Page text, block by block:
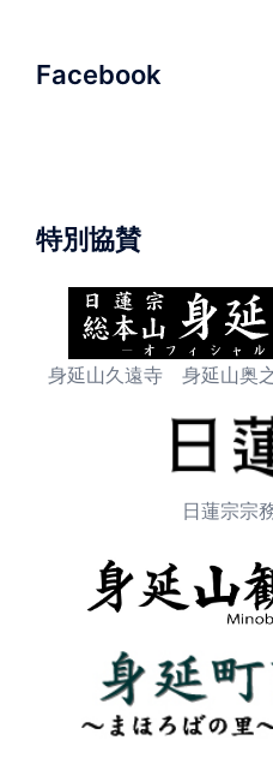
り
Facebook
特別協賛
身延山久遠寺 身延山奥
日蓮宗宗